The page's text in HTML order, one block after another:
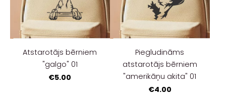
Atstarotājs bērniem
"galgo" 01
€5.00
Piegludināms
atstarotājs bērniem
"amerikāņu akita" 01
€4.00